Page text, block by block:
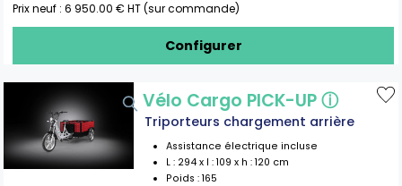
Prix neuf :6 950.00 € HT (sur commande)
Configurer
Vélo Cargo PICK-UPⓘ
Triporteurs chargement arrière
Assistance électrique incluse
L : 294 x l :109 x h :120 cm
Poids :165